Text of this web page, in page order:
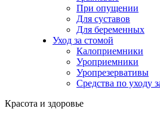
При опущении
Для суставов
Для беременных
Уход за стомой
Калоприемники
Уроприемники
Уропрезервативы
Средства по уходу
Красота и здоровье